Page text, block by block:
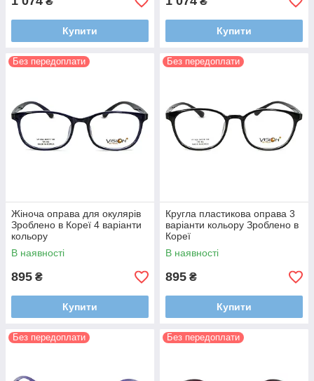
Купити Купити
Без передоплати
Жіноча оправа для окулярів
Зроблено в Кореї 4 варіанти
кольору
В наявності
895 ₴
Купити
Без передоплати
Кругла пластикова оправа 3
варіанти кольору Зроблено в
Кореї
В наявності
895 ₴
Купити
Без передоплати Без передоплати